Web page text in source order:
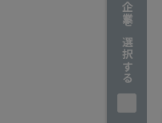
企業を選択する